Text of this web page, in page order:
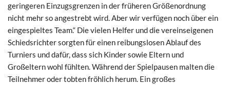
geringeren Einzugsgrenzen in der früheren Größenordnung
nicht mehr so angestrebt wird. Aber wir verfügen noch über ein
eingespieltes Team.“ Die vielen Helfer und die vereinseigenen
Schiedsrichter sorgten für einen reibungslosen Ablauf des
Turniers und dafür, dass sich Kinder sowie Eltern und
Großeltern wohl fühlten. Während der Spielpausen malten die
Teilnehmer oder tobten fröhlich herum. Ein großes